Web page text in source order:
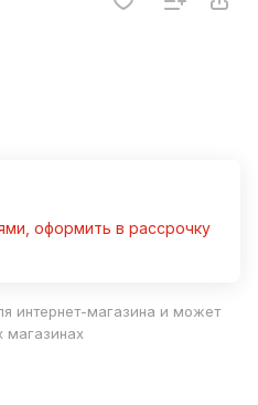
оформить в рассрочку
интернет-магазина и может
магазинах